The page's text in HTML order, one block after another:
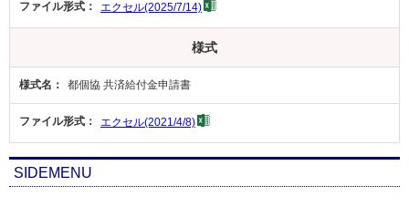
エクセル(2025/7/14)
様式
都個協 共済給付金申請書
エクセル(2021/4/8)
SIDEMENU